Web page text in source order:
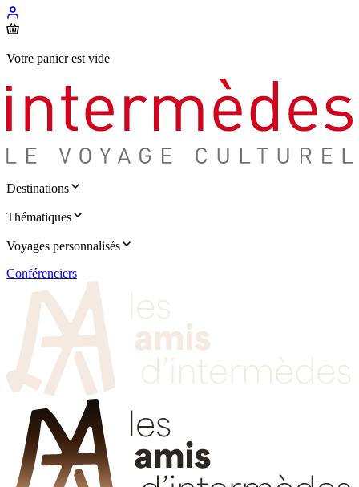
Votre panier est vide
Destinations
Thématiques
Voyages personnalisés
Conférenciers